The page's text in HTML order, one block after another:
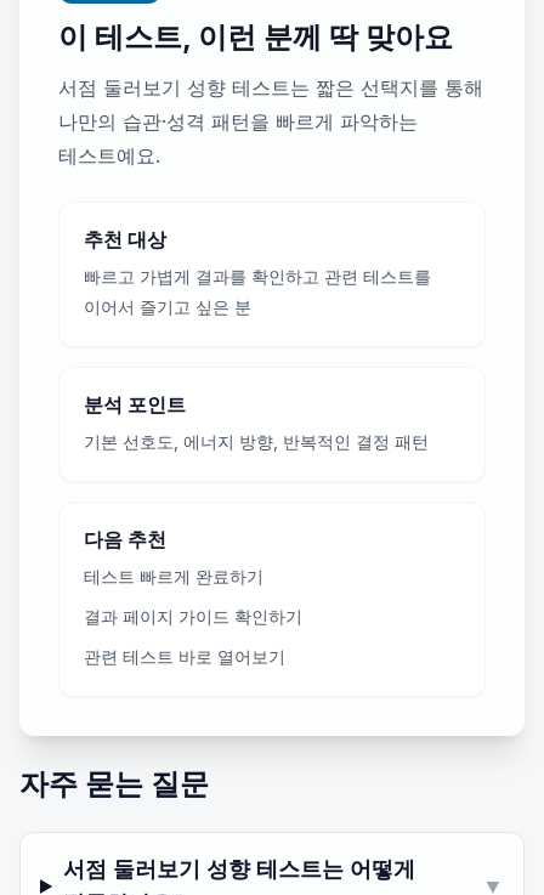
이 테스트, 이런 분께 딱 맞아요
서점 둘러보기 성향 테스트는 짧은 선택지를 통해
나만의 습관·성격 패턴을 빠르게 파악하는
테스트예요.
추천 대상
빠르고 가볍게 결과를 확인하고 관련 테스트를
이어서 즐기고 싶은 분
분석 포인트
기본 선호도, 에너지 방향, 반복적인 결정 패턴
다음 추천
테스트 빠르게 완료하기
결과 페이지 가이드 확인하기
관련 테스트 바로 열어보기
자주 묻는 질문
서점 둘러보기 성향 테스트는 어떻게
▼